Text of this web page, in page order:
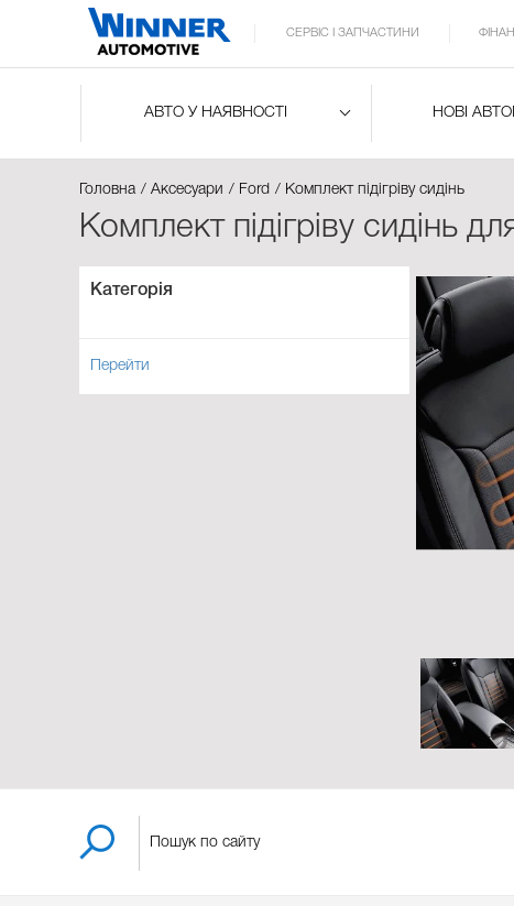
СЕРВІС І ЗАПЧАСТИНИ
АВТО У НАЯВНОСТІ НОВІ
Головна Аксесуари Ford Комплект підігріву сидінь
Комплект підігріву сидінь
Категорія
Перейти